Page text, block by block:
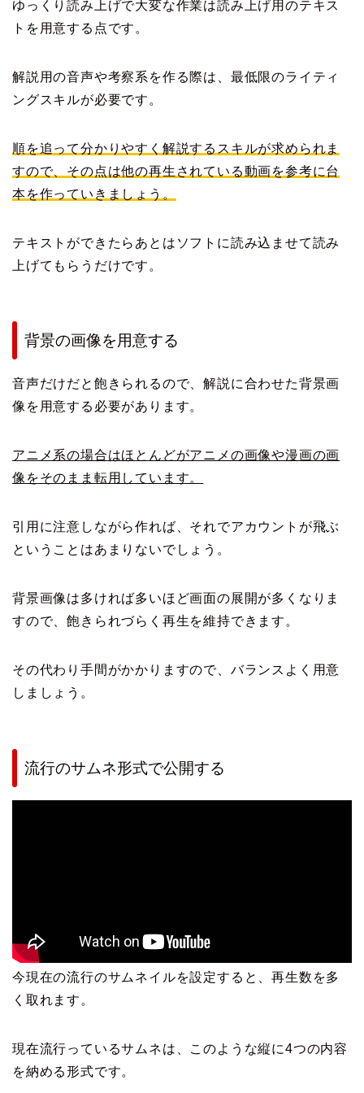
ゆっくり読み上げで大変な作業は読み上げ用のテキス
トを用意する点です。
解説用の音声や考察系を作る際は、最低限のライティ
ングスキルが必要です。
順を追って分かりやすく解説するスキルが求められま
すので、その点は他の再生されている動画を参考に台
本を作っていきましょう。
テキストができたらあとはソフトに読み込ませて読み
上げてもらうだけです。
背景の画像を用意する
音声だけだと飽きられるので、解説に合わせた背景画
像を用意する必要があります。
アニメ系の場合はほとんどがアニメの画像や漫画の画
像をそのまま転用しています。
引用に注意しながら作れば、それでアカウントが飛ぶ
ということはあまりないでしょう。
背景画像は多ければ多いほど画面の展開が多くなりま
すので、飽きられづらく再生を維持できます。
その代わり手間がかかりますので、バランスよく用意
しましょう。
流行のサムネ形式で公開する
今現在の流行のサムネイルを設定すると、再生数を多
く取れます。
現在流行っているサムネは、このような縦に4つの内容
を納める形式です。